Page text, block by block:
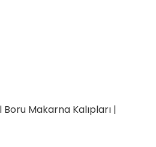
Makarna Kalıpları |